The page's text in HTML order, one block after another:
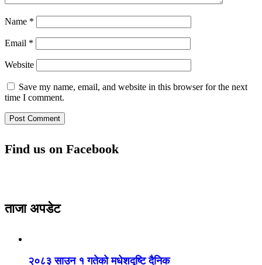
Name *
Email *
Website
Save my name, email, and website in this browser for the next
time I comment.
Find us on Facebook
ताजा अपडेट
२०८३ साउन १ गतेकाे मधेशदृष्टि दैनिक